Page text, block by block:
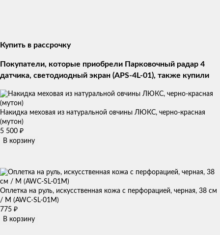
Купить в рассрочку
Покупатели, которые приобрели Парковочный радар 4
датчика, светодиодный экран (APS-4L-01), также купили
Накидка меховая из натуральной овчины ЛЮКС, черно-красная
(мутон)
5 500 ₽
В корзину
Оплетка на руль, искусственная кожа с перфорацией, черная, 38 см
/ M (AWC-SL-01M)
775 ₽
В корзину